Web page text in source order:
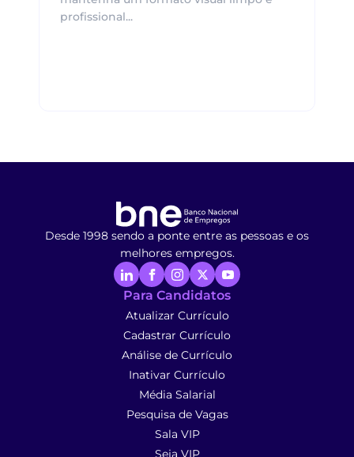
profissional...
Desde 1998 sendo a ponte entre as pessoas e os
melhores empregos.
Para Candidatos
Atualizar Currículo
Cadastrar Currículo
Análise de Currículo
Inativar Currículo
Média Salarial
Pesquisa de Vagas
Sala VIP
Seja VIP